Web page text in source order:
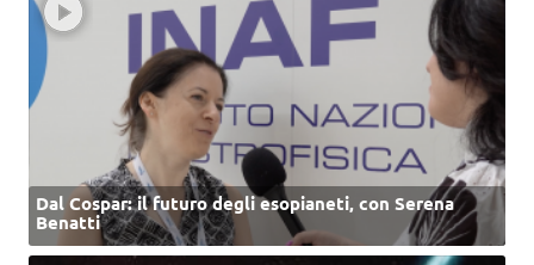
Dal Cospar: il futuro degli esopianeti, con Serena
Benatti